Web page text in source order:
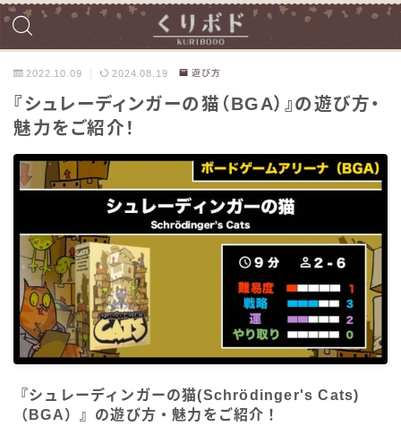
2022.10.09 2024.08.19 遊び方
『シュレーディンガーの猫（BGA）』の遊び方・
魅力をご紹介！
『シュレーディンガーの猫(Schrödinger's Cats)
（BGA）』の遊び方・魅力をご紹介！